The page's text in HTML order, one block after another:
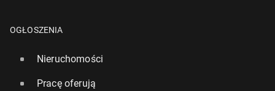
OGŁOSZENIA
Nieruchomości
Pracę oferują